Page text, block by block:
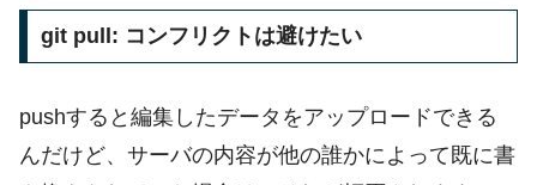
git pull: コンフリクトは避けたい
pushすると編集したデータをアップロードできる
んだけど、サーバの内容が他の誰かによって既に書